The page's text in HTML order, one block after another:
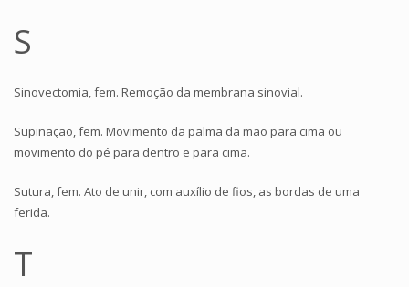
S
Sinovectomia, fem. Remoção da membrana sinovial.
Supinação, fem. Movimento da palma da mão para cima ou
movimento do pé para dentro e para cima.
Sutura, fem. Ato de unir, com auxílio de fios, as bordas de uma
ferida.
T